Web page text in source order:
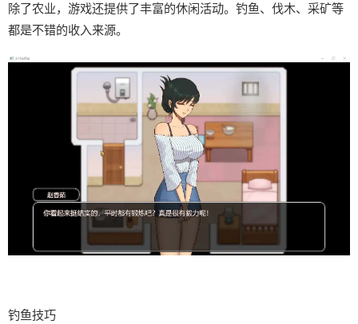
除了农业，游戏还提供了丰富的休闲活动。钓鱼、伐木、采矿等
都是不错的收入来源。
钓鱼技巧